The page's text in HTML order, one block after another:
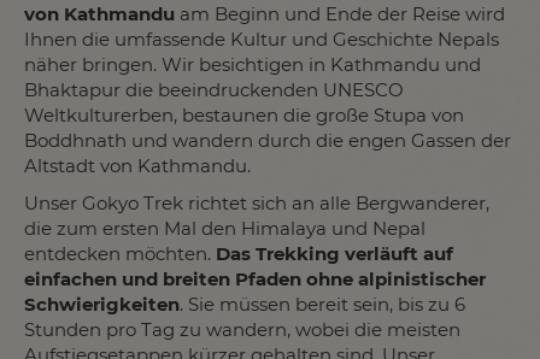
von Kathmandu am Beginn und Ende der Reise wird
Ihnen die umfassende Kultur und Geschichte Nepals
näher bringen. Wir besichtigen in Kathmandu und
Bhaktapur die beeindruckenden UNESCO
Weltkulturerben, bestaunen die große Stupa von
Boddhnath und wandern durch die engen Gassen der
Altstadt von Kathmandu.
Unser Gokyo Trek richtet sich an alle Bergwanderer,
die zum ersten Mal den Himalaya und Nepal
entdecken möchten. Das Trekking verläuft auf
einfachen und breiten Pfaden ohne alpinistischer
Schwierigkeiten. Sie müssen bereit sein, bis zu 6
Stunden pro Tag zu wandern, wobei die meisten